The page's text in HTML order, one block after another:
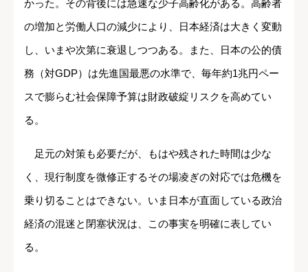
かった。その背後には急速な少子高齢化がある。高齢者
の増加と労働人口の減少により、日本経済は大きく変動
し、いまや次第に衰退しつつある。また、日本の公的債
務（対GDP）は先進国最悪の水準で、毎年約1兆円ペー
スで膨らむ社会保障予算は財政破綻リスクを高めてい
る。
足元の対策も必要だが、もはや残された時間は少な
く、現行制度を微修正するその場凌ぎの対応では危機を
乗り切ることはできない。いま日本が直面している政治
経済の混迷と閉塞状況は、この事実を明確に表してい
る。